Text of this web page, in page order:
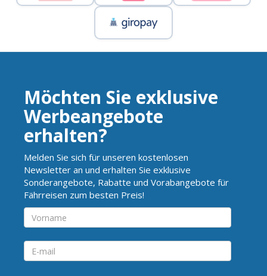
Möchten Sie exklusive
Werbeangebote
erhalten?
Melden Sie sich für unseren kostenlosen
Newsletter an und erhalten Sie exklusive
Sonderangebote, Rabatte und Vorabangebote für
Fährreisen zum besten Preis!